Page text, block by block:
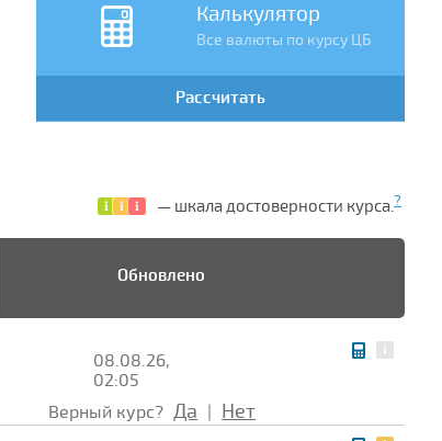
Калькулятор
Все валюты по курсу ЦБ
Рассчитать
— шкала достоверности курса.?
Обновлено
08.08.26,
02:05
Верный курс? Да Нет